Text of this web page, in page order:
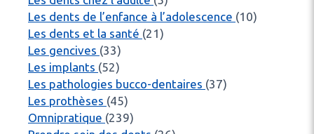
Les dents de l’enfance à l’adolescence (10)
Les dents et la santé (21)
Les gencives (33)
Les implants (52)
Les pathologies bucco-dentaires (37)
Les prothèses (45)
Omnipratique (239)